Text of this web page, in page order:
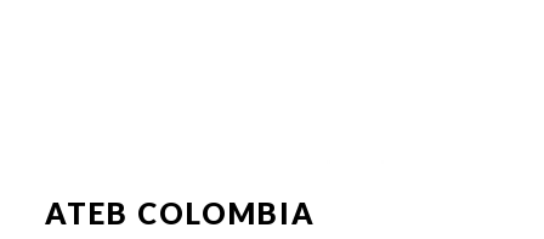
ATEB COLOMBIA